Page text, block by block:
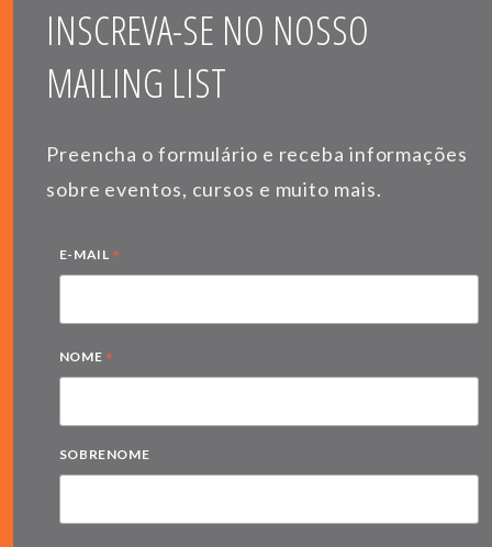
INSCREVA-SE NO NOSSO
MAILING LIST
Preencha o formulário e receba informações
sobre eventos, cursos e muito mais.
E-MAIL *
NOME *
SOBRENOME